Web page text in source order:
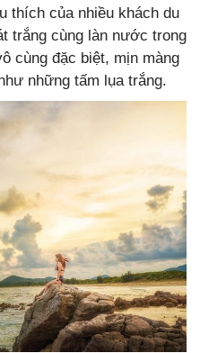
thích của nhiều khách du
trắng cùng làn nước trong
cùng đặc biệt, mịn màng
những tấm lụa trắng.